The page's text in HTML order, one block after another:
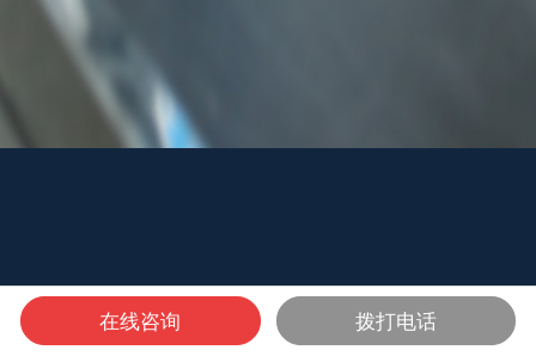
在线咨询 拨打电话